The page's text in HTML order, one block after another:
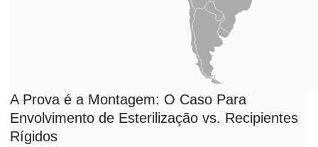
A Prova é a Montagem: O Caso Para
Envolvimento de Esterilização vs. Recipientes
Rígidos